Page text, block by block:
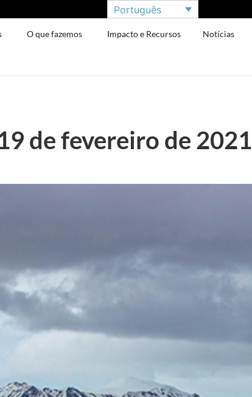
Português
O que fazemos Impacto e Recursos Notícias
de fevereiro de 2021